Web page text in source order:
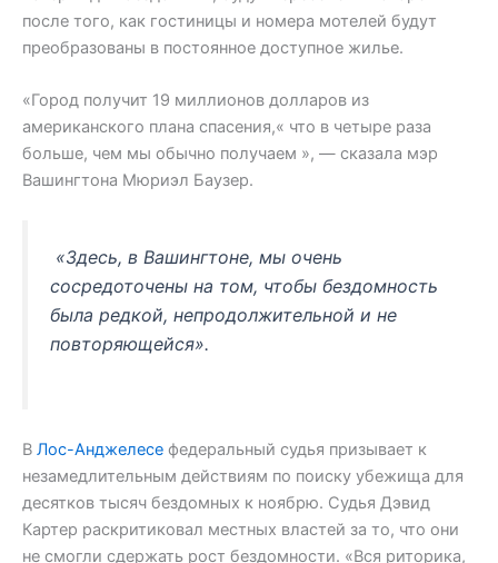
после того, как гостиницы и номера мотелей будут
преобразованы в постоянное доступное жилье.
«Город получит 19 миллионов долларов из
американского плана спасения,« что в четыре раза
больше, чем мы обычно получаем », — сказала мэр
Вашингтона Мюриэл Баузер.
«Здесь, в Вашингтоне, мы очень
сосредоточены на том, чтобы бездомность
была редкой, непродолжительной и не
повторяющейся».
В Лос-Анджелесе федеральный судья призывает к
незамедлительным действиям по поиску убежища для
десятков тысяч бездомных к ноябрю. Судья Дэвид
Картер раскритиковал местных властей за то, что они
не смогли сдержать рост бездомности. «Вся риторика,